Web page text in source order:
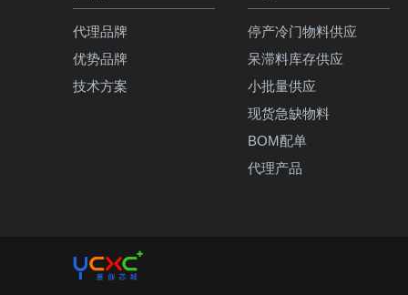
代理品牌
优势品牌
技术方案
停产冷门物料供应
呆滞料库存供应
小批量供应
现货急缺物料
BOM配单
代理产品